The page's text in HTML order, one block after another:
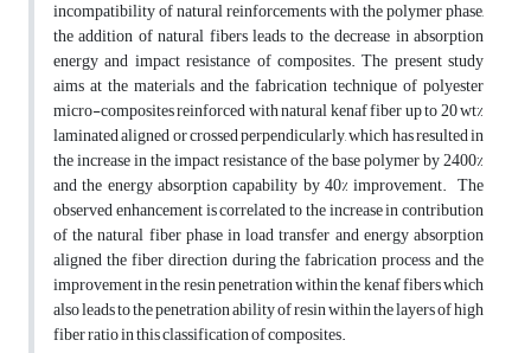
incompatibility of natural reinforcements with the polymer phase,
the addition of natural fibers leads to the decrease in absorption
energy and impact resistance of composites. The present study
aims at the materials and the fabrication technique of polyester
micro-composites reinforced with natural kenaf fiber up to 20 wt%
laminated aligned or crossed perpendicularly, which has resulted in
the increase in the impact resistance of the base polymer by 2400%
and the energy absorption capability by 40% improvement. The
observed enhancement is correlated to the increase in contribution
of the natural fiber phase in load transfer and energy absorption
aligned the fiber direction during the fabrication process and the
improvement in the resin penetration within the kenaf fibers which
also leads to the penetration ability of resin within the layers of high
fiber ratio in this classification of composites.